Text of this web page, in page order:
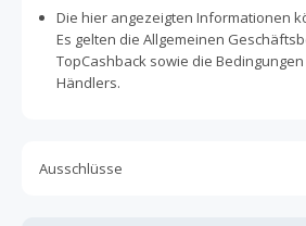
Die hier angezeigten Informationen
Es gelten die Allgemeinen
TopCashback sowie die
Händlers.
Ausschlüsse